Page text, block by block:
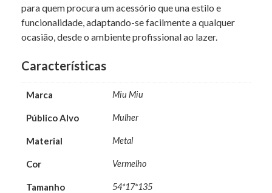
para quem procura um acessório que una estilo e
funcionalidade, adaptando-se facilmente a qualquer
ocasião, desde o ambiente profissional ao lazer.
Características
Marca Miu Miu
Público Alvo Mulher
Material Metal
Cor Vermelho
Tamanho 54*17*135